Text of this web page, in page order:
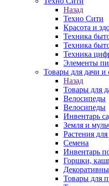
Назад
Техно Сити
Красота и
Техника
Техника
Техника
Элементы
Товары для дачи и
Назад
Товары для
Велосипеды
Велосипеды
Инвентарь
Земля и
Растения
Семена
Инвентарь
Горшки,
Товары для